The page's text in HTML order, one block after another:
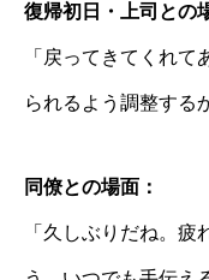
復帰初日・上司との
「戻ってきてくれ
られるよう調整する
同僚との場面：
「久しぶりだね。疲